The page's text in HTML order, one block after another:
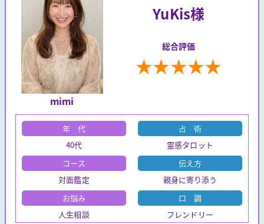
mimi
YuKis様
総合評価
★★★★★
年 代
40代
コース
対面鑑定
お悩み
人生相談
占 術
霊感タロット
伝え方
親身に寄り添う
口 調
フレンドリー